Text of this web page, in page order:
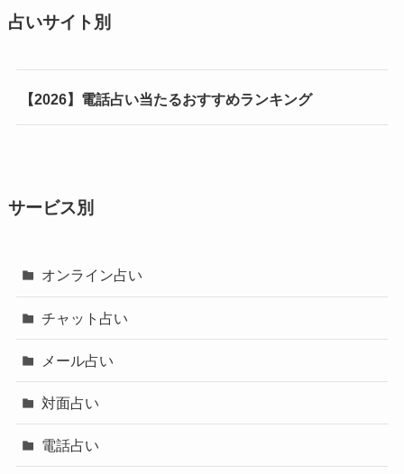
占いサイト別
【2026】電話占い当たるおすすめランキング
サービス別
オンライン占い
チャット占い
メール占い
対面占い
電話占い